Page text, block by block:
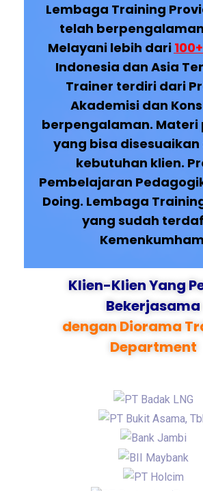
Lembaga Training
telah
Melayani lebih dari
Indonesia dan Asia
Trainer terdiri dari
Akademisi dan
berpengalaman. Materi
yang bisa
kebutuhan klien.
Pembelajaran
Doing. Lembaga
yang sudah
Kemenkumham
Klien-Klien Yang
Bekerjasama
dengan Diorama
Department